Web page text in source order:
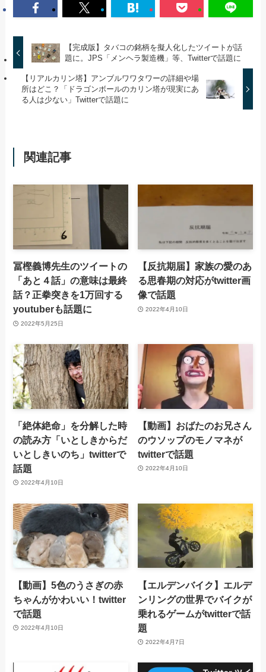
【完成版】タバコの銘柄を擬人化したツイートが話
題に。JPS「メンヘラ製造機」等、Twitterで話題に
【リアルカリン塔】アンブルワワタワーの詳細や場
所はどこ？「ドラゴンボールのカリン塔が現実にあ
る人は少ない」Twitterで話題に
関連記事
冨樫義博先生のツイートの
「あと４話」の意味は最終
話？正拳突きを1万回する
youtuberも話題に
2022年5月25日
【反抗期届】家族の愛のあ
る思春期の対応がtwitter画
像で話題
2022年4月10日
「絶体絶命」を分解した時
の読み方「いとしきからだ
いとしきいのち」twitterで
話題
2022年4月10日
【動画】おばたのお兄さん
のウソップのモノマネが
twitterで話題
2022年4月10日
【動画】5色のうさぎの赤
ちゃんがかわいい！twitter
で話題
2022年4月10日
【エルデンバイク】エルデ
ンリングの世界でバイクが
乗れるゲームがtwitterで話
題
2022年4月7日